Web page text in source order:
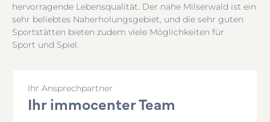
hervorragende Lebensqualität. Der nahe Milserwald ist ein
sehr beliebtes Naherholungsgebiet, und die sehr guten
Sportstätten bieten zudem viele Möglichkeiten für
Sport und Spiel.
Ihr Ansprechpartner
Ihr immocenter Team